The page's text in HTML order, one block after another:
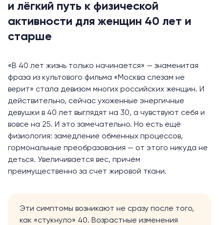
и лёгкий путь к физической
активности для женщин 40 лет и
старше
«В 40 лет жизнь только начинается» — знаменитая
фраза из культового фильма «Москва слезам не
верит» стала девизом многих российских женщин. И
действительно, сейчас ухоженные энергичные
девушки в 40 лет выглядят на 30, а чувствуют себя и
вовсе на 25. И это замечательно. Но есть ещё
физиология: замедление обменных процессов,
гормональные преобразования — от этого никуда не
деться. Увеличивается вес, причём
преимущественно за счет жировой ткани.
Эти симптомы возникают не сразу после того,
как «стукнуло» 40. Возрастные изменения